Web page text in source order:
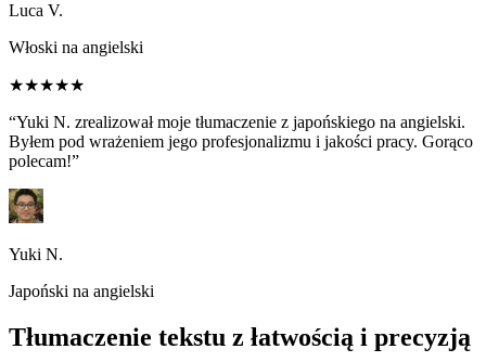
Luca V.
Włoski na angielski
★★★★★
“Yuki N. zrealizował moje tłumaczenie z japońskiego na angielski.
Byłem pod wrażeniem jego profesjonalizmu i jakości pracy. Gorąco
polecam!”
Yuki N.
Japoński na angielski
Tłumaczenie tekstu z łatwością i precyzją